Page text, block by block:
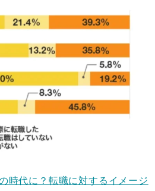
時代に？転職に対するイメージ